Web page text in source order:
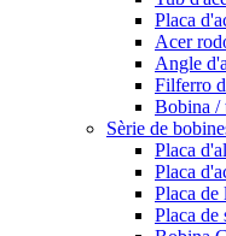
Placa
Acer
Angle
Filferro
Bobina /
Sèrie de
Placa
Placa
Placa de
Placa de